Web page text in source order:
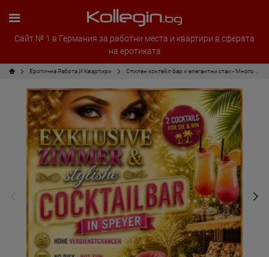
Сайт № 1 в Германия за работни места и квартири в сферата
на еротиката
Еротична Работа И Квартири